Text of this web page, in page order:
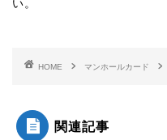
い。
HOME マンホールカード
関連記事